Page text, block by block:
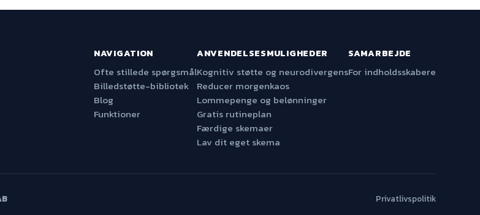
NAVIGATION
Ofte stillede spørgsmål
Billedstøtte-bibliotek
Blog
Funktioner
ANVENDELSESMULIGHEDER
Kognitiv støtte og neurodivergens
Reducer morgenkaos
Lommepenge og belønninger
Gratis rutineplan
Færdige skemaer
Lav dit eget skema
SAMARBEJDE
For indholdsskabere
Privatlivspolitik